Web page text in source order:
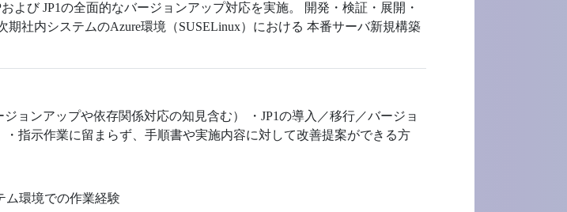
よび JP1の全面的なバージョンアップ対応を実施。 開発・検証・展開・
社内システムのAzure環境（SUSELinux）における 本番サーバ新規構築
ョンアップや依存関係対応の知見含む） ・JP1の導入／移行／バージョ
指示作業に留まらず、手順書や実施内容に対して改善提案ができる方
ム環境での作業経験